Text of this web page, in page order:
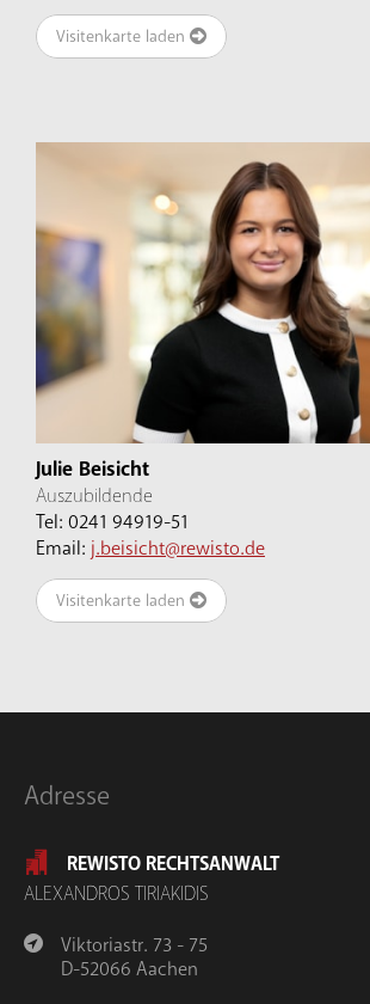
Visitenkarte laden
Julie Beisicht
Auszubildende
Tel: 0241 94919-51
Email: j.beisicht@rewisto.de
Visitenkarte laden
Adresse
REWISTO RECHTSANWALT
ALEXANDROS TIRIAKIDIS
Viktoriastr. 73 - 75
D-52066 Aachen